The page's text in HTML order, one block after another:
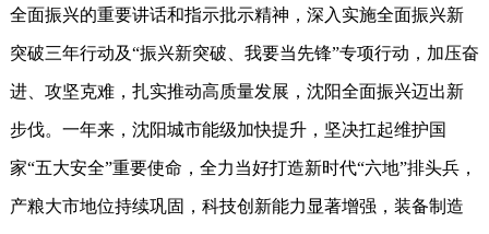
全面振兴的重要讲话和指示批示精神，深入实施全面振兴新
突破三年行动及“振兴新突破、我要当先锋”专项行动，加压奋
进、攻坚克难，扎实推动高质量发展，沈阳全面振兴迈出新
步伐。一年来，沈阳城市能级加快提升，坚决扛起维护国
家“五大安全”重要使命，全力当好打造新时代“六地”排头兵，
产粮大市地位持续巩固，科技创新能力显著增强，装备制造